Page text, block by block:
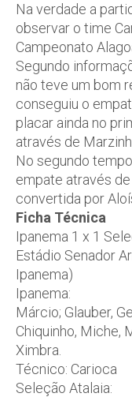
Na verdade a
observar o time
Campeonato
Segundo
não teve um bom
conseguiu o
placar ainda no
através de
No segundo
empate através
convertida por
Ficha Técnica
Ipanema 1 x 1
Estádio Senador
Ipanema)
Ipanema:
Márcio; Glauber,
Chiquinho, Miche,
Ximbra.
Técnico: Carioca
Seleção Atalaia: